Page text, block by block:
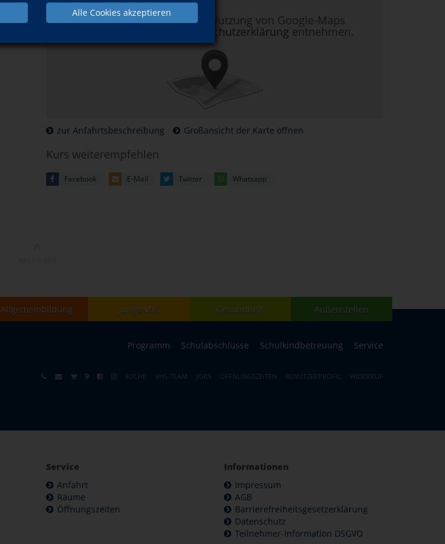
Alle Cookies akzeptieren
Mehr Informationen zur Nutzung von Google-Maps
Datenschutzerklärung entnehmen.
zur Anfahrtsbeschreibung Großansicht der Karte öffnen
Kurs weiterempfehlen
Facebook E-Mail Twitter Whatsapp
Allgemeinbildung junge vhs Gesundheit Außenstellen
Programm Schulabschlüsse Schulkindbetreuung Service
SUCHE VHS-TEAM JOBS ÖFFNUNGSZEITEN BENUTZERPROFIL WIDERRUF
Service
Anfahrt
Räume
Öffnungszeiten
Informationen
Impressum
AGB
Barrierefreiheitsgesetzerklärung
Datenschutz
Teilnehmer-Information DSGVO